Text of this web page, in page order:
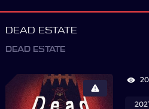
DEAD ESTATE
DEAD ESTATE